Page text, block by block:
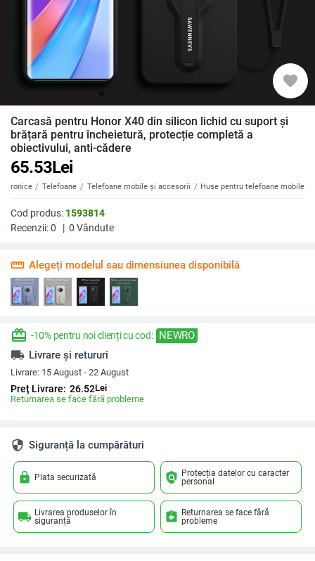
favorite
Carcasă pentru Honor X40 din silicon lichid cu suport și
brățară pentru încheietură, protecție completă a
obiectivului, anti-cădere
65.53Lei
Telefoane Telefoane mobile și accesorii Huse pentru telefoane mobile
Cod produs: 1593814
Recenzii:0 | 0 Vândute
straighten Alegeți modelul sau dimensiunea disponibilă
redeem -10% pentru noi clienți cu cod: NEWRO
local_shipping Livrare și retururi
Livrare: 15 August - 22 August
Preț Livrare: 26.52Lei
Returnarea se face fără probleme
security Siguranță la cumpărături
lock Plata securizată policy Protecția datelor cu caracter
personal
local_shipping Livrarea produselor în
siguranță
assignment_return Returnarea se face fără
probleme